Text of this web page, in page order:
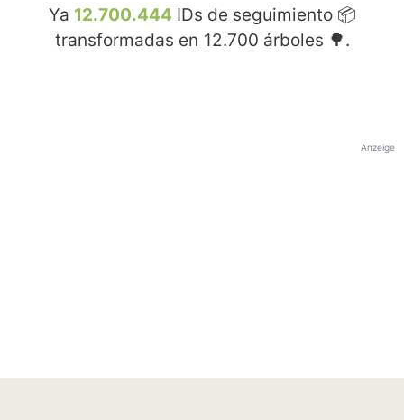
Ya 12.700.444 IDs de seguimiento 📦
transformadas en 12.700 árboles 🌳.
Anzeige